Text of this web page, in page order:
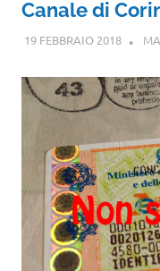
Canale di
19 FEBBRAIO 2018